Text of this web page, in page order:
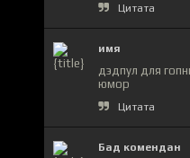
Цитата
имя
дэдпул для
юмор
Цитата
Бад комендан